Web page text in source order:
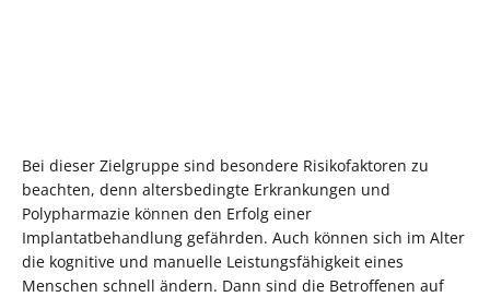
Bei dieser Zielgruppe sind besondere Risikofaktoren zu
beachten, denn altersbedingte Erkrankungen und
Polypharmazie können den Erfolg einer
Implantatbehandlung gefährden. Auch können sich im Alter
die kognitive und manuelle Leistungsfähigkeit eines
Menschen schnell ändern. Dann sind die Betroffenen auf